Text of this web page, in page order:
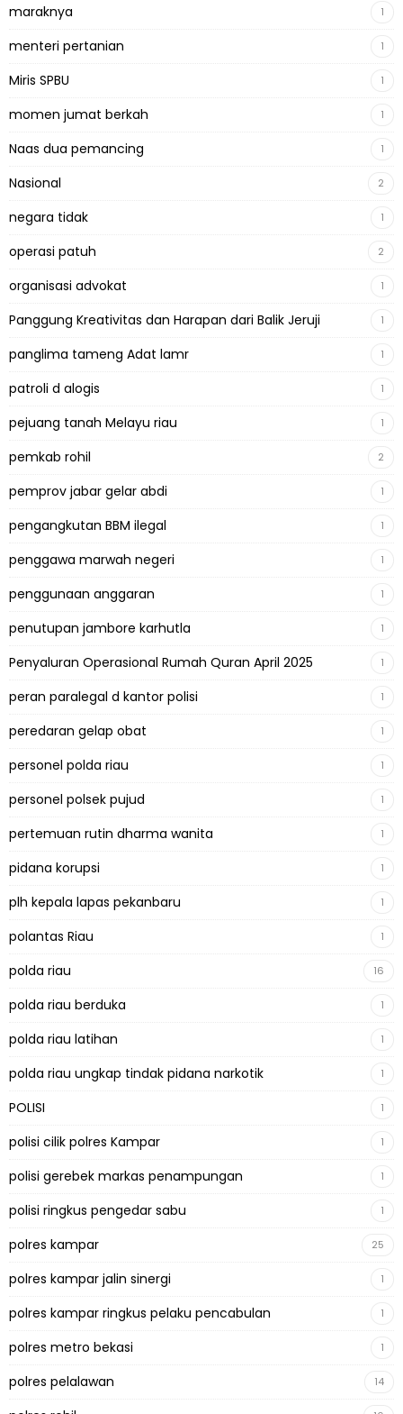
maraknya 1
menteri pertanian 1
Miris SPBU 1
momen jumat berkah 1
Naas dua pemancing 1
Nasional 2
negara tidak 1
operasi patuh 2
organisasi advokat 1
Panggung Kreativitas dan Harapan dari Balik Jeruji 1
panglima tameng Adat lamr 1
patroli d alogis 1
pejuang tanah Melayu riau 1
pemkab rohil 2
pemprov jabar gelar abdi 1
pengangkutan BBM ilegal 1
penggawa marwah negeri 1
penggunaan anggaran 1
penutupan jambore karhutla 1
Penyaluran Operasional Rumah Quran April 2025 1
peran paralegal d kantor polisi 1
peredaran gelap obat 1
personel polda riau 1
personel polsek pujud 1
pertemuan rutin dharma wanita 1
pidana korupsi 1
plh kepala lapas pekanbaru 1
polantas Riau 1
polda riau 16
polda riau berduka 1
polda riau latihan 1
polda riau ungkap tindak pidana narkotik 1
POLISI 1
polisi cilik polres Kampar 1
polisi gerebek markas penampungan 1
polisi ringkus pengedar sabu 1
polres kampar 25
polres kampar jalin sinergi 1
polres kampar ringkus pelaku pencabulan 1
polres metro bekasi 1
polres pelalawan 14